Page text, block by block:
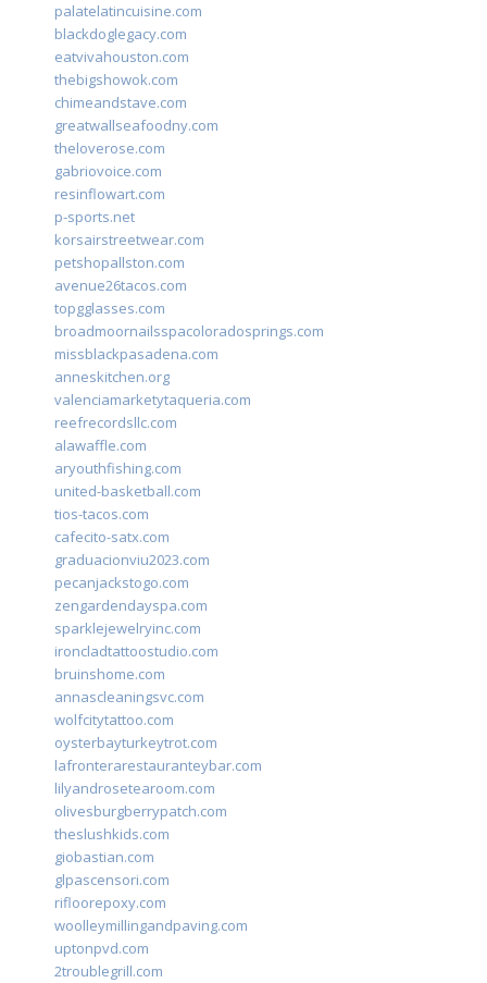
palatelatincuisine.com
blackdoglegacy.com
eatvivahouston.com
thebigshowok.com
chimeandstave.com
greatwallseafoodny.com
theloverose.com
gabriovoice.com
resinflowart.com
p-sports.net
korsairstreetwear.com
petshopallston.com
avenue26tacos.com
topgglasses.com
broadmoornailsspacoloradosprings.com
missblackpasadena.com
anneskitchen.org
valenciamarketytaqueria.com
reefrecordsllc.com
alawaffle.com
aryouthfishing.com
united-basketball.com
tios-tacos.com
cafecito-satx.com
graduacionviu2023.com
pecanjackstogo.com
zengardendayspa.com
sparklejewelryinc.com
ironcladtattoostudio.com
bruinshome.com
annascleaningsvc.com
wolfcitytattoo.com
oysterbayturkeytrot.com
lafronterarestauranteybar.com
lilyandrosetearoom.com
olivesburgberrypatch.com
theslushkids.com
giobastian.com
glpascensori.com
rifloorepoxy.com
woolleymillingandpaving.com
uptonpvd.com
2troublegrill.com